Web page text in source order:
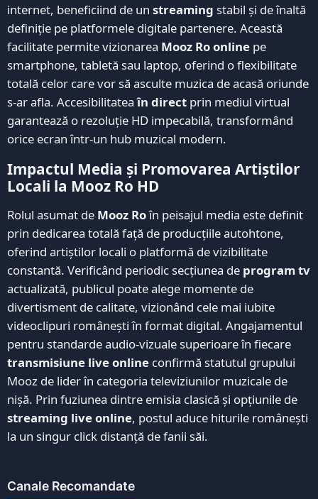
internet, beneficiind de un streaming stabil și de înaltă
definiție pe platformele digitale partenere. Această
facilitate permite vizionarea Mooz Ro online pe
smartphone, tabletă sau laptop, oferind o flexibilitate
totală celor care vor să asculte muzica de acasă oriunde
s-ar afla. Accesibilitateaîn direct prin mediul virtual
garantează o rezoluție HD impecabilă, transformând
orice ecran într-un hub muzical modern.
Impactul Media și Promovarea Artiștilor
Locali la Mooz Ro HD
Rolul asumat de Mooz Roîn peisajul media este definit
prin dedicarea totală față de producțiile autohtone,
oferind artiștilor locali o platformă de vizibilitate
constantă. Verificând periodic secțiunea de program tv
actualizată, publicul poate alege momente de
divertisment de calitate, vizionând cele mai iubite
videoclipuri românești în format digital. Angajamentul
pentru standarde audio-vizuale superioare în fiecare
transmisiune live online confirmă statutul grupului
Mooz de lider în categoria televiziunilor muzicale de
nișă. Prin fuziunea dintre emisia clasică și opțiunile de
streaming live online, postul aduce hiturile românești
la un singur click distanță de fanii săi.
Canale Recomandate